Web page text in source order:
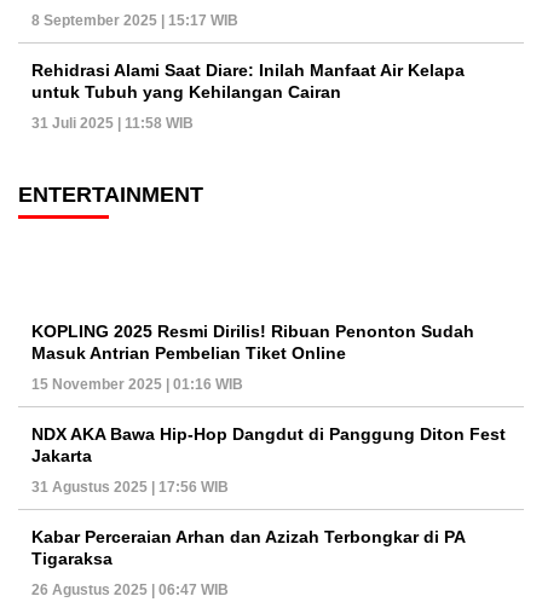
8 September 2025 | 15:17 WIB
Rehidrasi Alami Saat Diare: Inilah Manfaat Air Kelapa
untuk Tubuh yang Kehilangan Cairan
31 Juli 2025 | 11:58 WIB
ENTERTAINMENT
KOPLING 2025 Resmi Dirilis! Ribuan Penonton Sudah
Masuk Antrian Pembelian Tiket Online
15 November 2025 | 01:16 WIB
NDX AKA Bawa Hip-Hop Dangdut di Panggung Diton Fest
Jakarta
31 Agustus 2025 | 17:56 WIB
Kabar Perceraian Arhan dan Azizah Terbongkar di PA
Tigaraksa
26 Agustus 2025 | 06:47 WIB